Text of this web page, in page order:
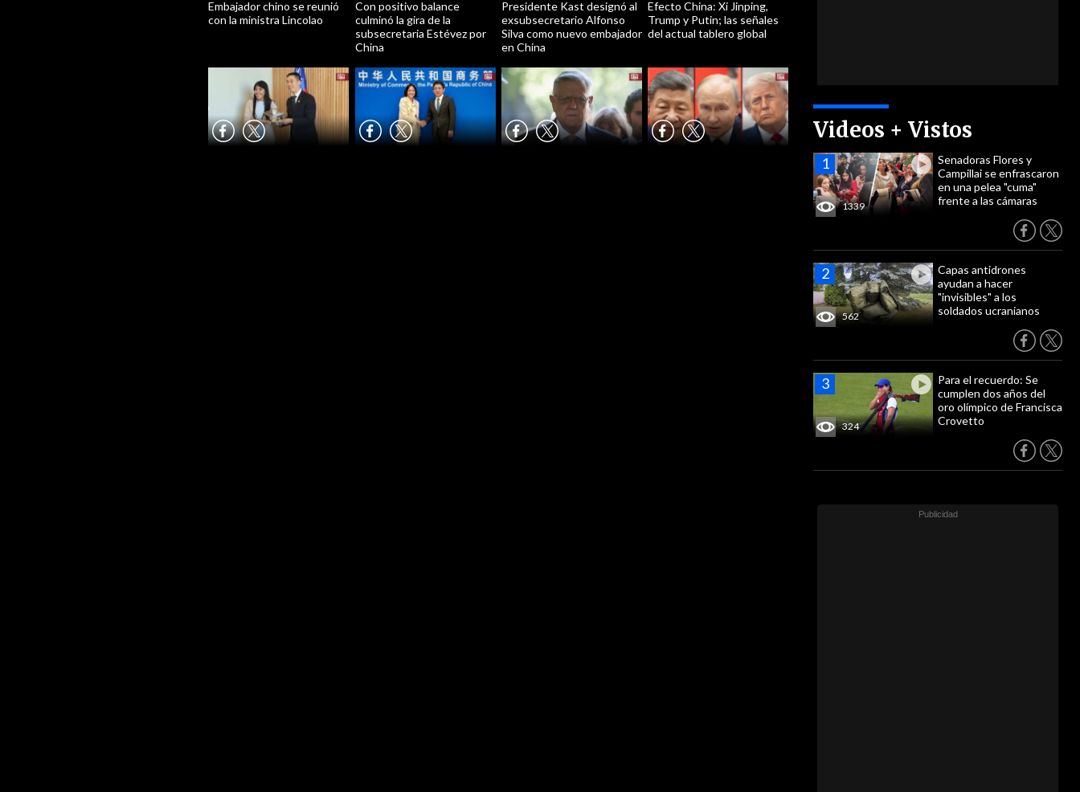
Videos + Vistos
1339
Senadoras Flores y
Campillai se enfrascaron
en una pelea "cuma"
frente a las cámaras
562
Capas antidrones
ayudan a hacer
"invisibles" a los
soldados ucranianos
324
Para el recuerdo: Se
cumplen dos años del
oro olímpico de Francisca
Crovetto
Embajador chino se reunió
con la ministra Lincolao
Con positivo balance
culminó la gira de la
subsecretaria Estévez por
China
Presidente Kast designó al
exsubsecretario Alfonso
Silva como nuevo embajador
en China
Efecto China: Xi Jinping,
Trump y Putin; las señales
del actual tablero global